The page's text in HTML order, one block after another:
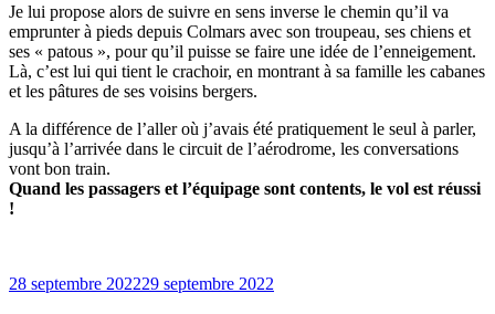
Je lui propose alors de suivre en sens inverse le chemin qu’il va
emprunter à pieds depuis Colmars avec son troupeau, ses chiens et
ses « patous », pour qu’il puisse se faire une idée de l’enneigement.
Là, c’est lui qui tient le crachoir, en montrant à sa famille les cabanes
et les pâtures de ses voisins bergers.
A la différence de l’aller où j’avais été pratiquement le seul à parler,
jusqu’à l’arrivée dans le circuit de l’aérodrome, les conversations
vont bon train.
Quand les passagers et l’équipage sont contents, le vol est réussi
!
Publié
28 septembre 202229 septembre 2022